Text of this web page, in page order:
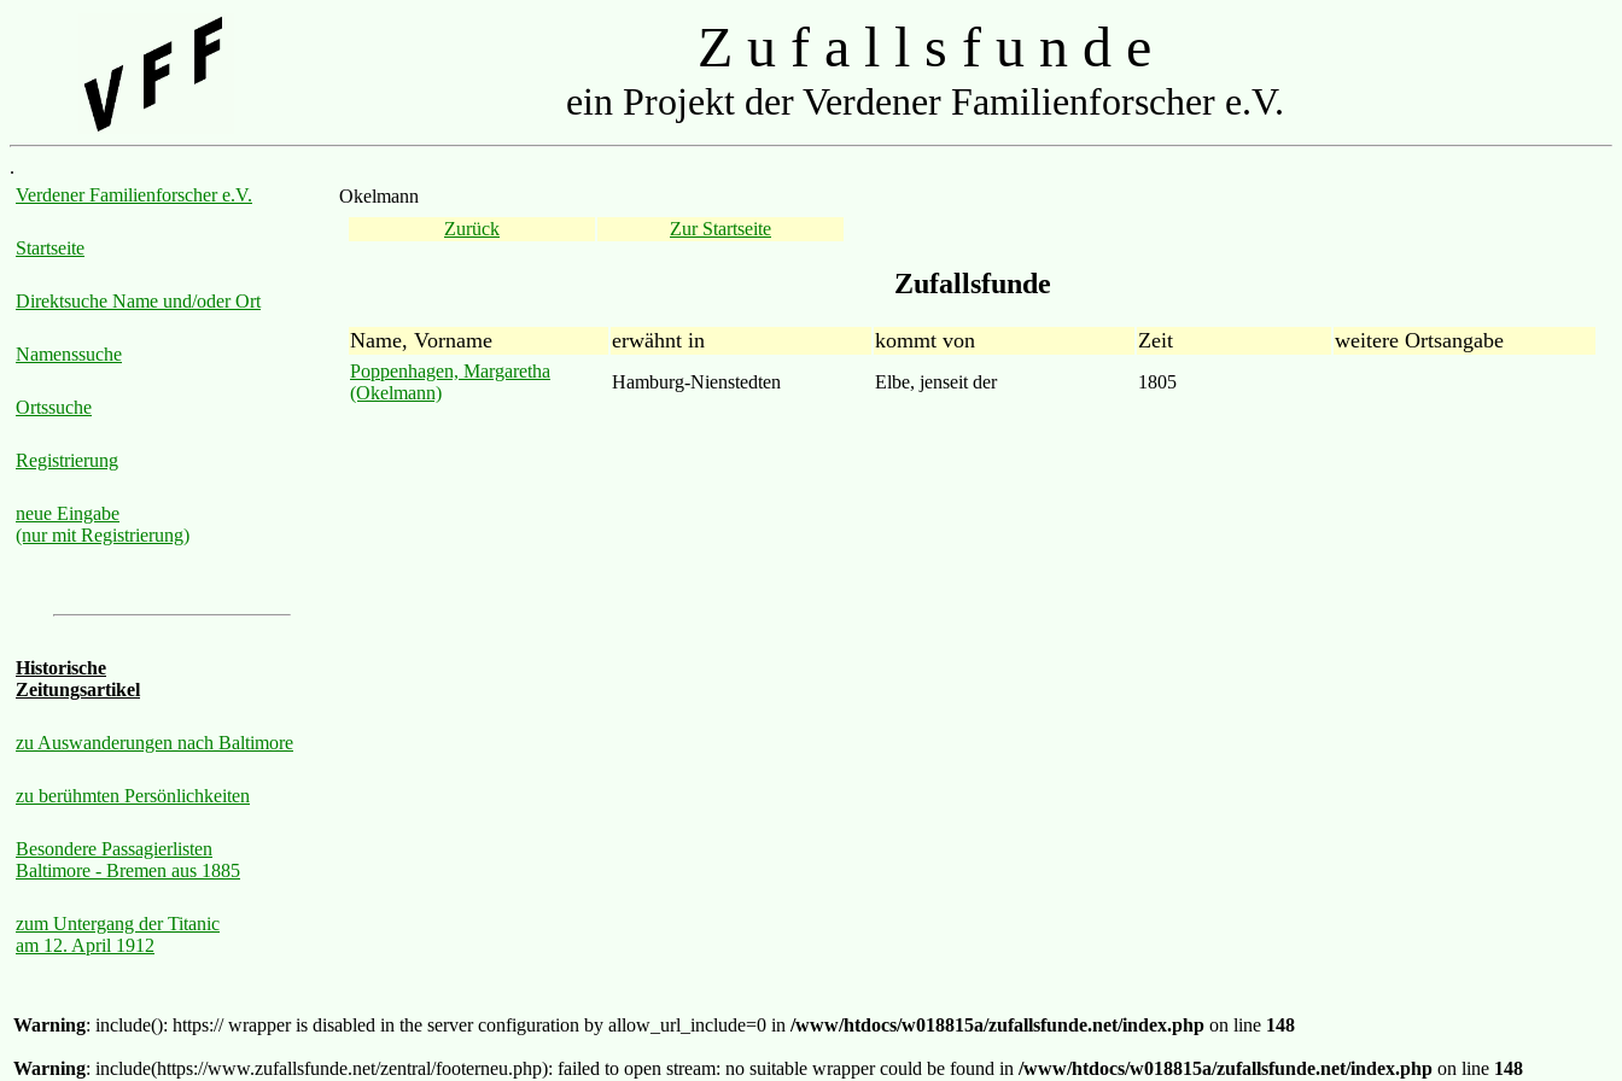
Z u f a l l s f u n d e
ein Projekt der Verdener Familienforscher e.V.
.
Verdener Familienforscher e.V.
Startseite
Direktsuche Name und/oder Ort
Namenssuche
Ortssuche
Registrierung
neue Eingabe
(nur mit Registrierung)
Historische
Zeitungsartikel
zu Auswanderungen nach Baltimore
zu berühmten Persönlichkeiten
Besondere Passagierlisten
Baltimore - Bremen aus 1885
zum Untergang der Titanic
am 12. April 1912
Okelmann
Zurück
Zur Startseite
Zufallsfunde
Name, Vorname erwähnt in kommt von Zeit weitere Ortsangabe
Poppenhagen, Margaretha
(Okelmann)
Hamburg-Nienstedten Elbe, jenseit der 1805
Warning: include(): https:// wrapper is disabled in the server configuration by allow_url_include=0 in /www/htdocs/w018815a/zufallsfunde.net/index.php on line 148
Warning: include(https://www.zufallsfunde.net/zentral/footerneu.php): failed to open stream: no suitable wrapper could be found in /www/htdocs/w018815a/zufallsfunde.net/index.php on line 148